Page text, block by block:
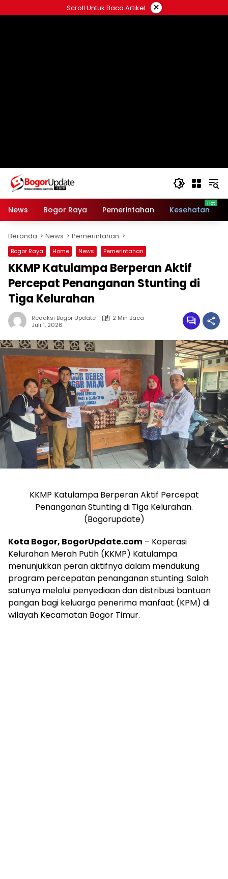
ke
Scroll Untuk Baca Artikel ×
News Bogor Raya Pemerintahan Kesehatan
Beranda News Pemerintahan
Bogor Raya Home News Pemerintahan
KKMP Katulampa Berperan Aktif
Percepat Penanganan Stunting di
Tiga Kelurahan
Redaksi Bogor Update
2 Min Baca
Juli 1, 2026
KKMP Katulampa Berperan Aktif Percepat
Penanganan Stunting di Tiga Kelurahan.
(Bogorupdate)
Kota Bogor, BogorUpdate.com – Koperasi
Kelurahan Merah Putih (KKMP) Katulampa
menunjukkan peran aktifnya dalam mendukung
program percepatan penanganan stunting. Salah
satunya melalui penyediaan dan distribusi bantuan
pangan bagi keluarga penerima manfaat (KPM) di
wilayah Kecamatan Bogor Timur.